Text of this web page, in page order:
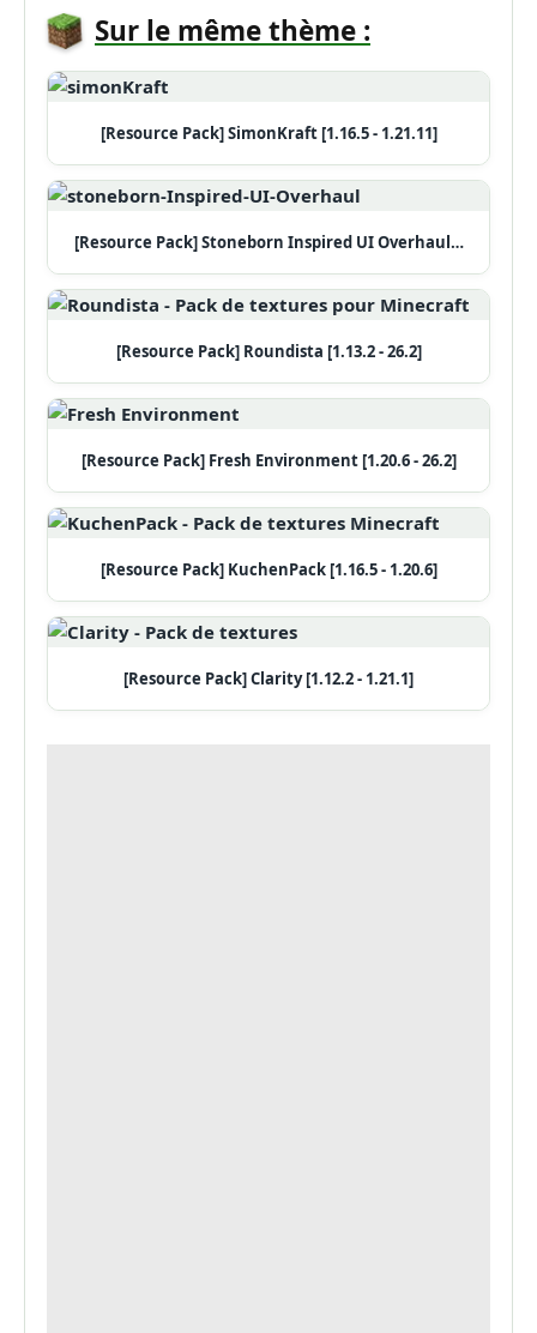
Sur le même thème :
[Resource Pack] SimonKraft [1.16.5 - 1.21.11]
[Resource Pack] Stoneborn Inspired UI Overhaul…
[Resource Pack] Roundista [1.13.2 - 26.2]
[Resource Pack] Fresh Environment [1.20.6 - 26.2]
[Resource Pack] KuchenPack [1.16.5 - 1.20.6]
[Resource Pack] Clarity [1.12.2 - 1.21.1]